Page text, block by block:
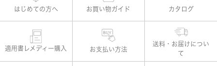
はじめての方へ お買い物ガイド カタログ
適用書レメディー購入 お支払い方法